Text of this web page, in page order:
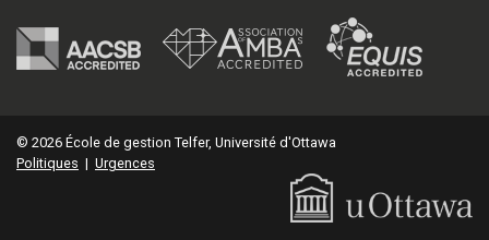
© 2026 École de gestion Telfer, Université d'Ottawa
Politiques | Urgences